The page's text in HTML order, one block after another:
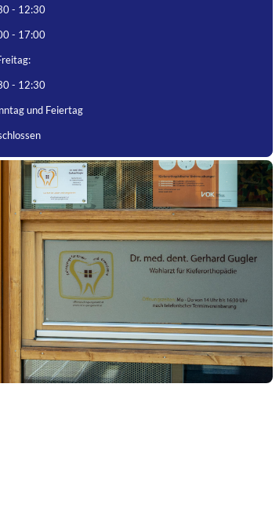
- 12:30
- 17:00
- 12:30
und Feiertag